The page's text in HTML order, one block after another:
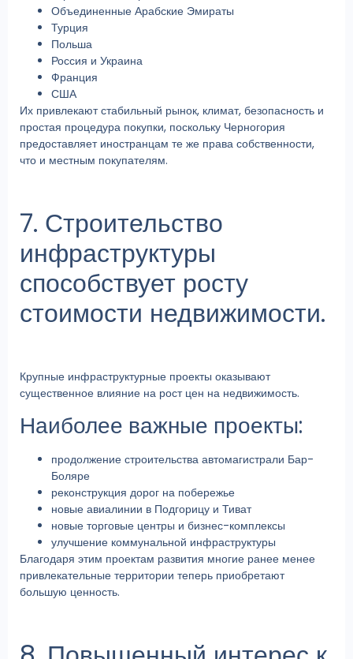
Объединенные Арабские Эмираты
Турция
Польша
Россия и Украина
Франция
США
Их привлекают стабильный рынок, климат, безопасность и
простая процедура покупки, поскольку Черногория
предоставляет иностранцам те же права собственности,
что и местным покупателям.
7. Строительство
инфраструктуры
способствует росту
стоимости недвижимости.
Крупные инфраструктурные проекты оказывают
существенное влияние на рост цен на недвижимость.
Наиболее важные проекты:
продолжение строительства автомагистрали Бар-
Боляре
реконструкция дорог на побережье
новые авиалинии в Подгорицу и Тиват
новые торговые центры и бизнес-комплексы
улучшение коммунальной инфраструктуры
Благодаря этим проектам развития многие ранее менее
привлекательные территории теперь приобретают
большую ценность.